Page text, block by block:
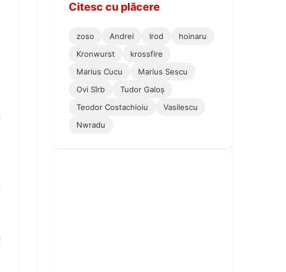
Citesc cu plăcere
zoso Andrei Irod
hoinaru
Kronwurst
krossfire
Marius Cucu
Marius Sescu
Ovi Sîrb
Tudor Galoș
Teodor Costachioiu
Vasilescu
Nwradu